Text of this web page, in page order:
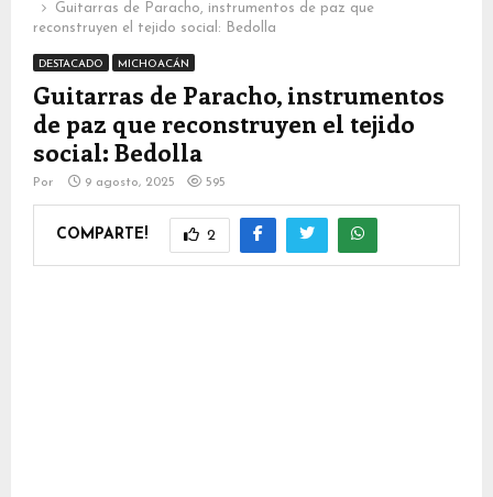
Guitarras de Paracho, instrumentos de paz que
reconstruyen el tejido social: Bedolla
DESTACADO MICHOACÁN
Guitarras de Paracho, instrumentos
de paz que reconstruyen el tejido
social: Bedolla
Por 9 agosto, 2025 595
COMPARTE! 2